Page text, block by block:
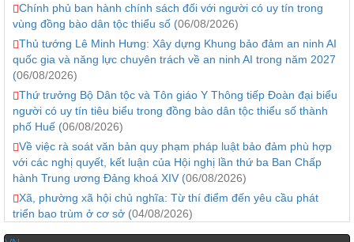
Chính phủ ban hành chính sách đối với người có uy tín trong
vùng đồng bào dân tộc thiểu số (06/08/2026)
Thủ tướng Lê Minh Hưng: Xây dựng Khung bảo đảm an ninh AI
quốc gia và năng lực chuyên trách về an ninh AI trong năm 2027
(06/08/2026)
Thứ trưởng Bộ Dân tộc và Tôn giáo Y Thông tiếp Đoàn đại biểu
người có uy tín tiêu biểu trong đồng bào dân tộc thiểu số thành
phố Huế (06/08/2026)
Về việc rà soát văn bản quy phạm pháp luật bảo đảm phù hợp
với các nghị quyết, kết luận của Hội nghị lần thứ ba Ban Chấp
hành Trung ương Đảng khoá XIV (06/08/2026)
Xã, phường xã hội chủ nghĩa: Từ thí điểm đến yêu cầu phát
triển bao trùm ở cơ sở (04/08/2026)